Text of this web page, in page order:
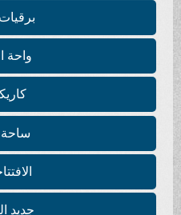
برقيات
واحة
ساحة
جديد